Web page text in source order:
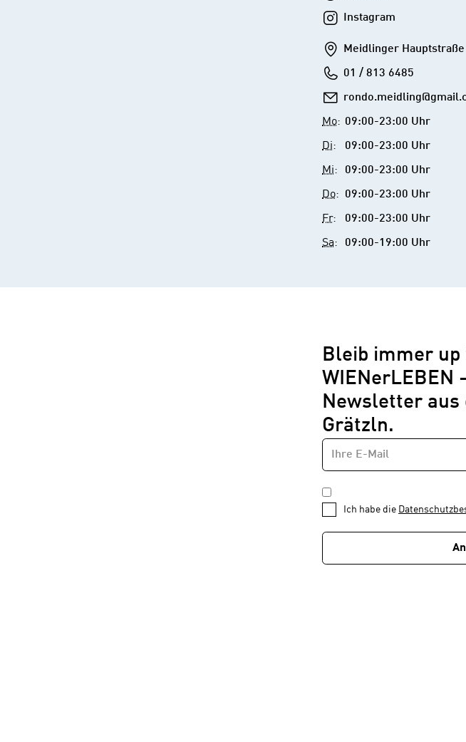
Instagram
Instagram
AddresseMeidlinger
Telefon01 / 813 6485
E-
Mo: 09:00-23:00 Uhr
Di: 09:00-23:00 Uhr
Mi: 09:00-23:00 Uhr
Do: 09:00-23:00 Uhr
Fr: 09:00-23:00 Uhr
Sa: 09:00-19:00 Uhr
Bleib immer up
WIENerLEBEN
Newsletter aus
Grätzln.
Newsletter
1
von
1
E-
MAIL-
ADRESSE
DATENSCHUTZBESTIMMUNGEN
*
Ich habe die